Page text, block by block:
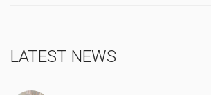
LATEST NEWS